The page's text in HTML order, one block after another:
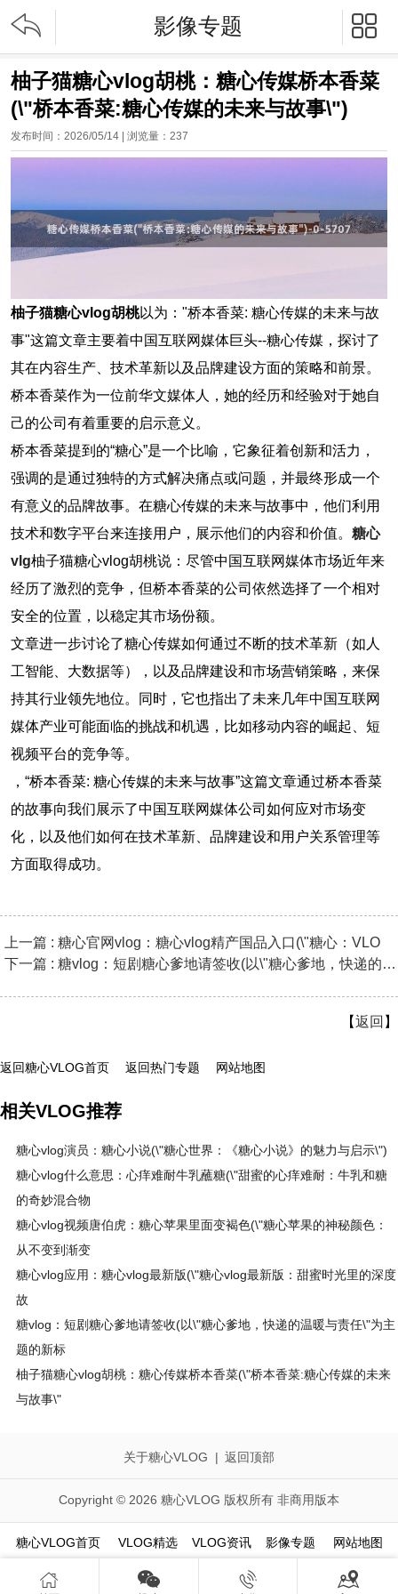
 影像专题 
柚子猫糖心vlog胡桃：糖心传媒桥本香菜
(\"桥本香菜:糖心传媒的未来与故事\")
发布时间：2026/05/14 | 浏览量： 237
柚子猫糖心vlog胡桃以为："桥本香菜: 糖心传媒的未来与故
事"这篇文章主要着中国互联网媒体巨头--糖心传媒，探讨了
其在内容生产、技术革新以及品牌建设方面的策略和前景。
桥本香菜作为一位前华文媒体人，她的经历和经验对于她自
己的公司有着重要的启示意义。
桥本香菜提到的“糖心”是一个比喻，它象征着创新和活力，
强调的是通过独特的方式解决痛点或问题，并最终形成一个
有意义的品牌故事。在糖心传媒的未来与故事中，他们利用
技术和数字平台来连接用户，展示他们的内容和价值。 糖心
vlg柚子猫糖心vlog胡桃说：尽管中国互联网媒体市场近年来
经历了激烈的竞争，但桥本香菜的公司依然选择了一个相对
安全的位置，以稳定其市场份额。
文章进一步讨论了糖心传媒如何通过不断的技术革新（如人
工智能、大数据等），以及品牌建设和市场营销策略，来保
持其行业领先地位。同时，它也指出了未来几年中国互联网
媒体产业可能面临的挑战和机遇，比如移动内容的崛起、短
视频平台的竞争等。
，“桥本香菜: 糖心传媒的未来与故事”这篇文章通过桥本香菜
的故事向我们展示了中国互联网媒体公司如何应对市场变
化，以及他们如何在技术革新、品牌建设和用户关系管理等
方面取得成功。
上一篇 : 糖心官网vlog：糖心vlog精产国品入口(\"糖心：VLO
下一篇 : 糖vlog：短剧糖心爹地请签收(以\"糖心爹地，快递的温暖与
【返回 】
返回糖心VLOG首页 返回热门专题 网站地图
相关VLOG推荐
糖心vlog演员：糖心小说(\"糖心世界：《糖心小说》的魅力与启示\")
糖心vlog什么意思：心痒难耐牛乳蘸糖(\"甜蜜的心痒难耐：牛乳和糖
的奇妙混合物
糖心vlog视频唐伯虎：糖心苹果里面变褐色(\"糖心苹果的神秘颜色：
从不变到渐变
糖心vlog应用：糖心vlog最新版(\"糖心vlog最新版：甜蜜时光里的深度
故
糖vlog：短剧糖心爹地请签收(以\"糖心爹地，快递的温暖与责任\"为主
题的新标
柚子猫糖心vlog胡桃：糖心传媒桥本香菜(\"桥本香菜:糖心传媒的未来
与故事\"
关于糖心VLOG | 返回顶部
Copyright © 2026 糖心VLOG 版权所有 非商用版本
糖心VLOG首页 VLOG精选 VLOG资讯 影像专题 网站地图
   